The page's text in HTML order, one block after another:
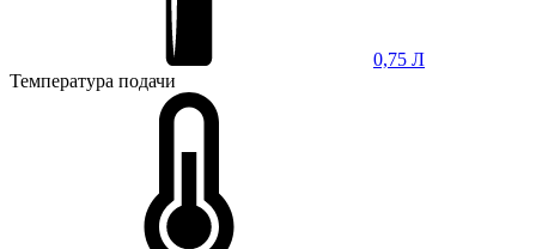
0,75 Л
Температура подачи